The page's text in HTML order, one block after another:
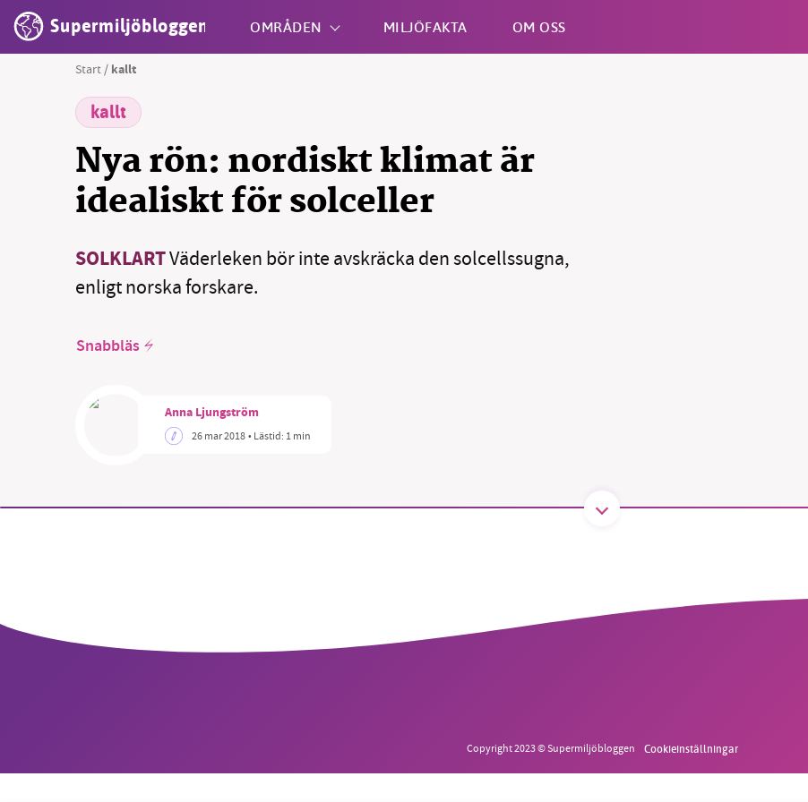
Supermiljöbloggen OMRÅDEN MILJÖFAKTA OM OSS
Start / kallt
kallt
Nya rön: nordiskt klimat är
idealiskt för solceller
SOLKLARTVäderleken bör inte avskräcka den solcellssugna,
enligt norska forskare.
Snabbläs
Anna Ljungström
26 mar 2018• Lästid: 1 min
Copyright 2023 © Supermiljöbloggen Cookieinställningar
SMB kämpar för en hållbar framtid. Sedan starten 2010 har vår
Stötta vårt arbete genom att swisha en slant till